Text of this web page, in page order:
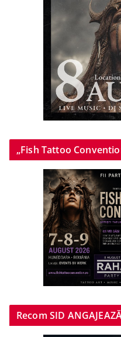
„Fish Tattoo
Recom SID